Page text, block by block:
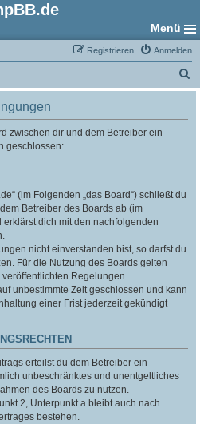
Menü
Anmelden
Registrieren
u
zwischen dir und dem Betreiber ein
geschlossen:
(im Folgenden „das Board“) schließt du
Betreiber des Boards ab (im
erklärst dich mit den nachfolgenden
nicht einverstanden bist, so darfst du
Für die Nutzung des Boards gelten
Regelungen.
unbestimmte Zeit geschlossen und kann
einer Frist jederzeit gekündigt
erteilst du dem Betreiber ein
unbeschränktes und unentgeltliches
des Boards zu nutzen.
2, Unterpunkt a bleibt auch nach
bestehen.